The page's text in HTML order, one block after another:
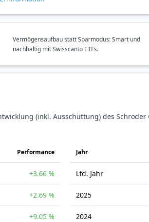
Vermögensaufbau statt Sparmodus: Smart und
nachhaltig mit Swisscanto ETFs.
(inkl. Ausschüttung) des Schroder
Perfor­mance
+3.66 %
+2.69 %
+9.05 %
Jahr
Lfd. Jahr
2025
2024